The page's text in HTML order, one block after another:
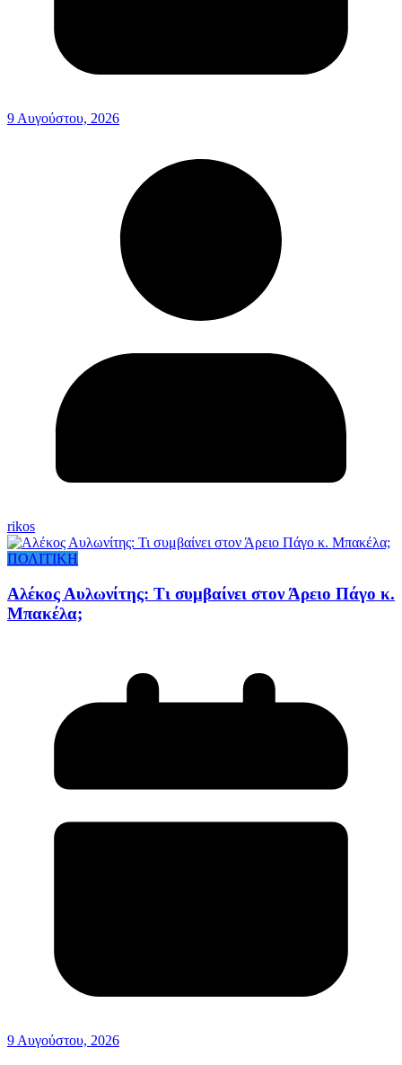
9 Αυγούστου, 2026
rikos
ΠΟΛΙΤΙΚΗ
Αλέκος Αυλωνίτης: Τι συμβαίνει στον Άρειο Πάγο κ.
Μπακέλα;
9 Αυγούστου, 2026